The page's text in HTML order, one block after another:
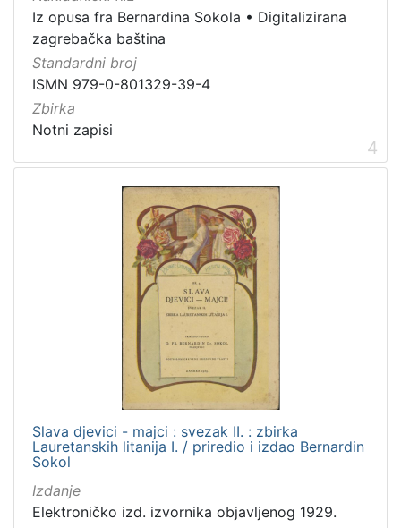
Iz opusa fra Bernardina Sokola • Digitalizirana
zagrebačka baština
Standardni broj
ISMN 979-0-801329-39-4
Zbirka
Notni zapisi
4
Slava djevici - majci : svezak II. : zbirka
Lauretanskih litanija I. / priredio i izdao Bernardin
Sokol
Izdanje
Elektroničko izd. izvornika objavljenog 1929.